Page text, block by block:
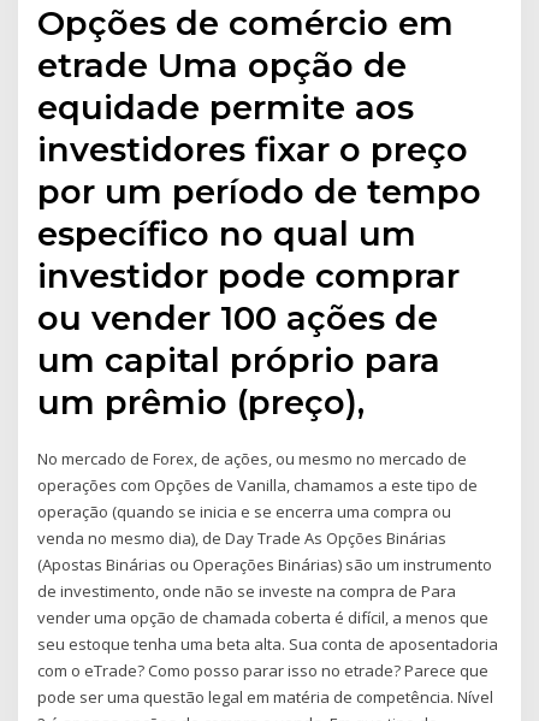
Opções de comércio em
etrade Uma opção de
equidade permite aos
investidores fixar o preço
por um período de tempo
específico no qual um
investidor pode comprar
ou vender 100 ações de
um capital próprio para
um prêmio (preço),
No mercado de Forex, de ações, ou mesmo no mercado de
operações com Opções de Vanilla, chamamos a este tipo de
operação (quando se inicia e se encerra uma compra ou
venda no mesmo dia), de Day Trade As Opções Binárias
(Apostas Binárias ou Operações Binárias) são um instrumento
de investimento, onde não se investe na compra de Para
vender uma opção de chamada coberta é difícil, a menos que
seu estoque tenha uma beta alta. Sua conta de aposentadoria
com o eTrade? Como posso parar isso no etrade? Parece que
pode ser uma questão legal em matéria de competência. Nível